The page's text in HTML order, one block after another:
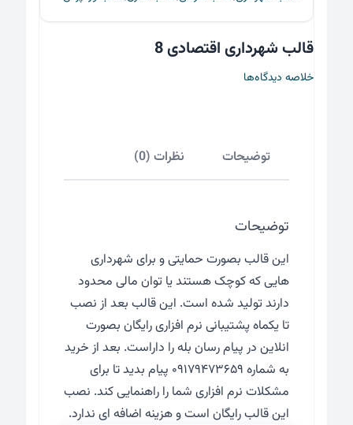
قالب شهرداری اقتصادی 8
خلاصه دیدگاه‌ها
توضیحات نظرات (0)
توضیحات
این قالب بصورت حمایتی و برای شهرداری
هایی که کوچک هستند یا توان مالی محدود
دارند تولید شده است. این قالب بعد از نصب
تا یکماه پشتیبانی نرم افزاری رایگان بصورت
انلاین در پیام رسان بله را داراست. بعد از خرید
به شماره ۰۹۱۷۹۴۷۳۶۵۹ پیام بدید تا برای
مشکلات نرم افزاری شما را راهنمایی کند. نصب
این قالب رایگان است و هزینه اضافه ای ندارد.